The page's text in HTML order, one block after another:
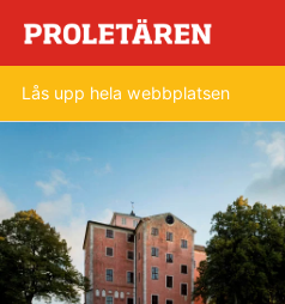
Lås upp hela webbplatsen